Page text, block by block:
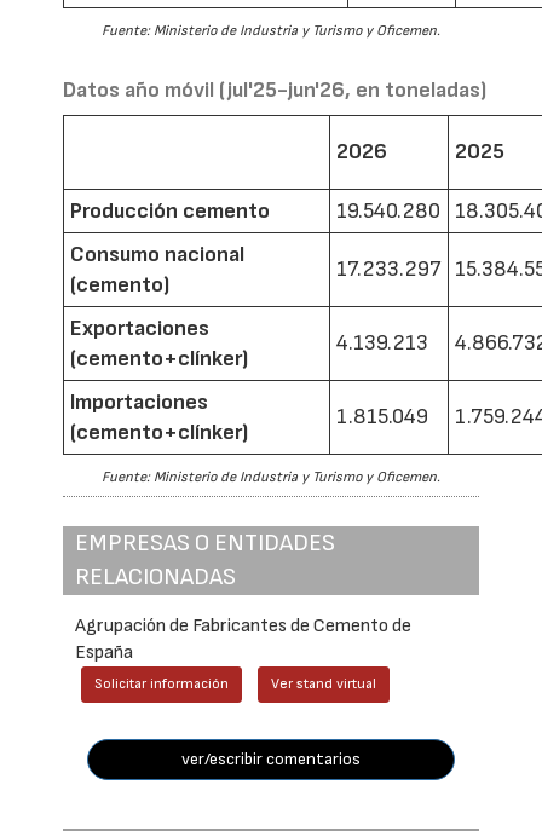
Fuente: Ministerio de Industria y Turismo y Oficemen.
Datos año móvil (jul'25-jun'26, en toneladas)
2026 2025
Producción cemento 19.540.280
Consumo nacional
(cemento)
17.233.297
Exportaciones
(cemento+clínker)
4.139.213
Importaciones
(cemento+clínker)
1.815.049
Fuente: Ministerio de Industria y Turismo y Oficemen.
EMPRESAS O ENTIDADES
RELACIONADAS
Agrupación de Fabricantes de Cemento de
España
Solicitar información Ver stand virtual
ver/escribir comentarios